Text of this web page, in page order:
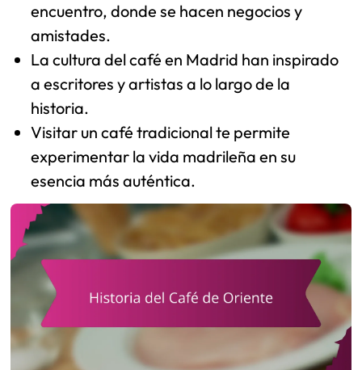
encuentro, donde se hacen negocios y
amistades.
La cultura del café en Madrid han inspirado
a escritores y artistas a lo largo de la
historia.
Visitar un café tradicional te permite
experimentar la vida madrileña en su
esencia más auténtica.